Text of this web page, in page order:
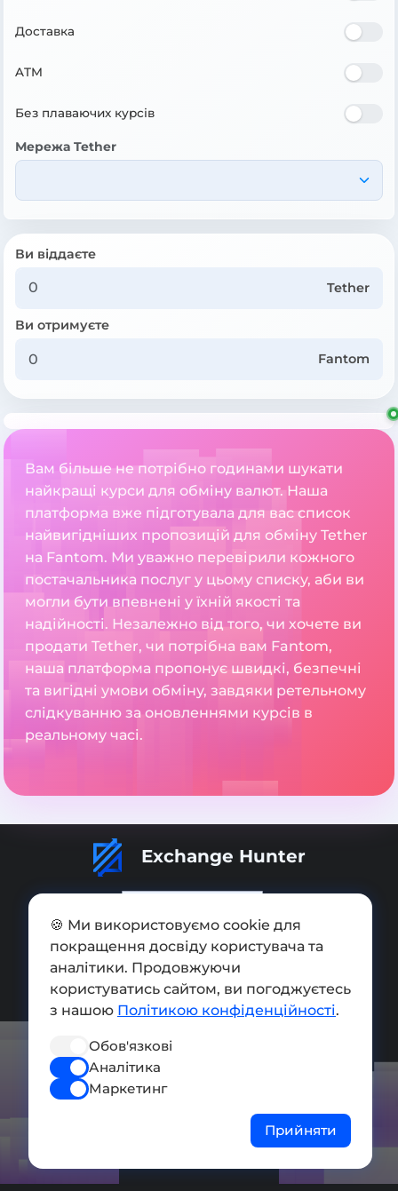
Доставка
ATM
Без плаваючих курсів
Мережа Tether
Ви віддаєте
Tether
Ви отримуєте
Fantom
Вам більше не потрібно годинами шукати
найкращі курси для обміну валют. Наша
платформа вже підготувала для вас список
найвигідніших пропозицій для обміну Tether
на Fantom. Ми уважно перевірили кожного
постачальника послуг у цьому списку, аби ви
могли бути впевнені у їхній якості та
надійності. Незалежно від того, чи хочете ви
продати Tether, чи потрібна вам Fantom,
наша платформа пропонує швидкі, безпечні
та вигідні умови обміну, завдяки ретельному
слідкуванню за оновленнями курсів в
реальному часі.
Exchange Hunter
Додати обмінник
Мапа сайту
Press kit
Умови використання
Політика конфіденційності
🍪 Ми використовуємо cookie для
покращення досвіду користувача та
аналітики. Продовжуючи
користуватись сайтом, ви погоджуєтесь
з нашою Політикою конфіденційності.
Обов'язкові
Аналітика
Маркетинг
Прийняти